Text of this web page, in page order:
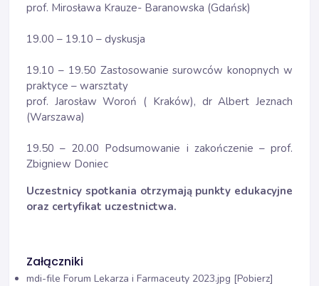
prof. Mirosława Krauze- Baranowska (Gdańsk)
19.00 – 19.10 – dyskusja
19.10 – 19.50 Zastosowanie surowców konopnych w
praktyce – warsztaty
prof. Jarosław Woroń ( Kraków), dr Albert Jeznach
(Warszawa)
19.50 – 20.00 Podsumowanie i zakończenie – prof.
Zbigniew Doniec
Uczestnicy spotkania otrzymają punkty edukacyjne
oraz certyfikat uczestnictwa.
Załączniki
mdi-file Forum Lekarza i Farmaceuty 2023.jpg [Pobierz]